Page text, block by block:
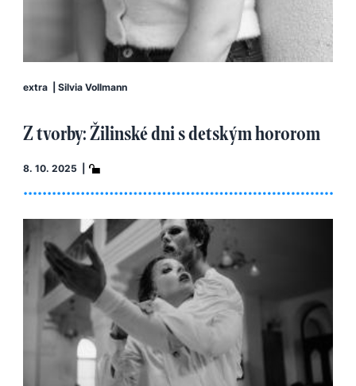
extra Silvia Vollmann
Z tvorby: Žilinské dni s detským hororom
8. 10. 2025 |